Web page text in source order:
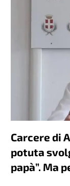
Carcere di
potuta
papà”. Ma